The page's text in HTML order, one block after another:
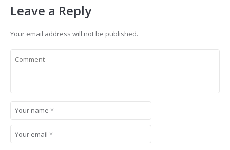
Leave a Reply
Your email address will not be published.